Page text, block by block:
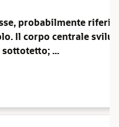
probabilmente
Il corpo centrale
...